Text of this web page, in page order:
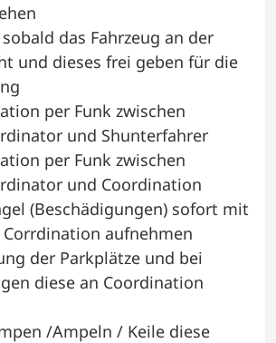
das Fahrzeug an der
und dieses frei geben für die
per Funk zwischen
und Shunterfahrer
per Funk zwischen
und Coordination
(Beschädigungen) sofort mit
Corrdination aufnehmen
der Parkplätze und bei
diese an Coordination
/Ampeln / Keile diese